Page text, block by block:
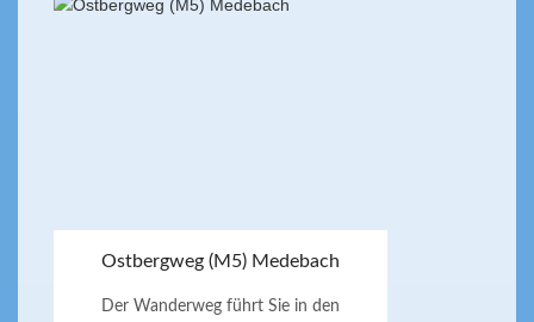
Ostbergweg (M5) Medebach
Der Wanderweg führt Sie in den